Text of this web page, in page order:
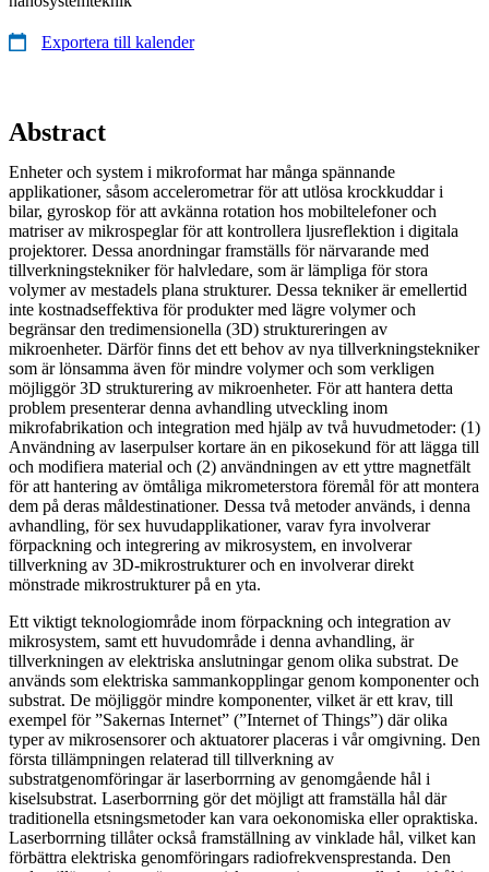
Exportera till kalender
Abstract
Enheter och system i mikroformat har många spännande
applikationer, såsom accelerometrar för att utlösa krockkuddar i
bilar, gyroskop för att avkänna rotation hos mobiltelefoner och
matriser av mikrospeglar för att kontrollera ljusreflektion i digitala
projektorer. Dessa anordningar framställs för närvarande med
tillverkningstekniker för halvledare, som är lämpliga för stora
volymer av mestadels plana strukturer. Dessa tekniker är emellertid
inte kostnadseffektiva för produkter med lägre volymer och
begränsar den tredimensionella (3D) struktureringen av
mikroenheter. Därför finns det ett behov av nya tillverkningstekniker
som är lönsamma även för mindre volymer och som verkligen
möjliggör 3D strukturering av mikroenheter. För att hantera detta
problem presenterar denna avhandling utveckling inom
mikrofabrikation och integration med hjälp av två huvudmetoder: (1)
Användning av laserpulser kortare än en pikosekund för att lägga till
och modifiera material och (2) användningen av ett yttre magnetfält
för att hantering av ömtåliga mikrometerstora föremål för att montera
dem på deras måldestinationer. Dessa två metoder används, i denna
avhandling, för sex huvudapplikationer, varav fyra involverar
förpackning och integrering av mikrosystem, en involverar
tillverkning av 3D-mikrostrukturer och en involverar direkt
mönstrade mikrostrukturer på en yta.
Ett viktigt teknologiområde inom förpackning och integration av
mikrosystem, samt ett huvudområde i denna avhandling, är
tillverkningen av elektriska anslutningar genom olika substrat. De
används som elektriska sammankopplingar genom komponenter och
substrat. De möjliggör mindre komponenter, vilket är ett krav, till
exempel för ”Sakernas Internet” (”Internet of Things”) där olika
typer av mikrosensorer och aktuatorer placeras i vår omgivning. Den
första tillämpningen relaterad till tillverkning av
substratgenomföringar är laserborrning av genomgående hål i
kiselsubstrat. Laserborrning gör det möjligt att framställa hål där
traditionella etsningsmetoder kan vara oekonomiska eller opraktiska.
Laserborrning tillåter också framställning av vinklade hål, vilket kan
förbättra elektriska genomföringars radiofrekvensprestanda. Den